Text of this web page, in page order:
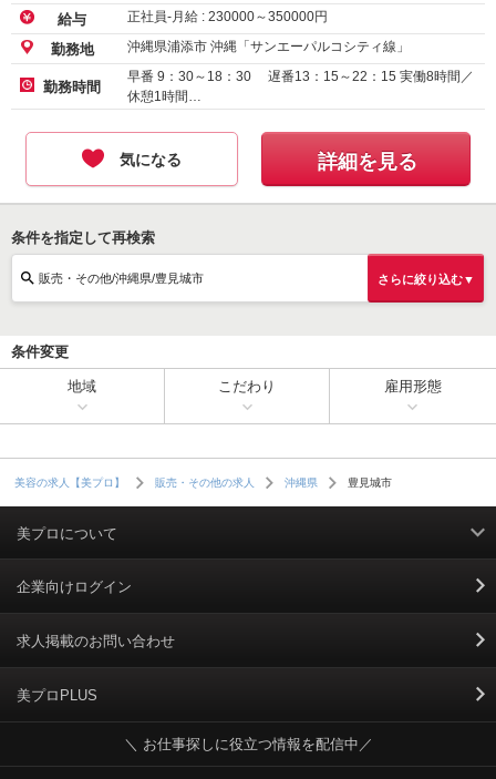
給与 正社員-月給 : 230000～350000円
勤務地 沖縄県浦添市 沖縄「サンエーパルコシティ線」
勤務時間
早番 9：30～18：30 遅番13：15～22：15 実働8時間／
休憩1時間…
気になる 詳細を見る
条件を指定して再検索
販売・その他/沖縄県/豊見城市 さらに絞り込む▼
条件変更
地域 こだわり 雇用形態
美容の求人【美プロ】 販売・その他の求人 沖縄県 豊見城市
美プロについて
利用規約
掲載規約
個人情報保護ポリシー
個人情報のお取り扱いについて
企業向けログイン
求人掲載のお問い合わせ
美プロPLUS
＼ お仕事探しに役立つ情報を配信中／